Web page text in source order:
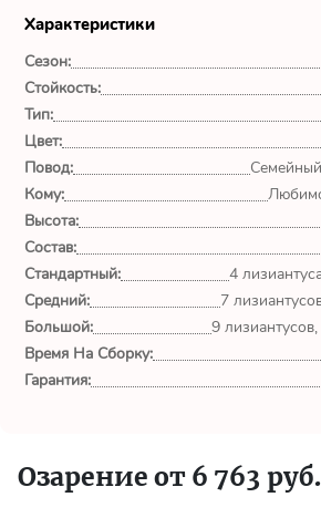
Тымовское,
world.ru, очень рада что
выбрала Вас. Букет
изумительный!
Ульяна
Тымовское,
Сахалинская
Характеристики
Сезон:
Стойкость:
Тип:
Цвет:
Повод:
Кому:
Высота:
Состав:
Стандартный:
4
Средний:
7
Большой:
9
Время На Сборку:
Гарантия:
Озарение от 6 763 руб.